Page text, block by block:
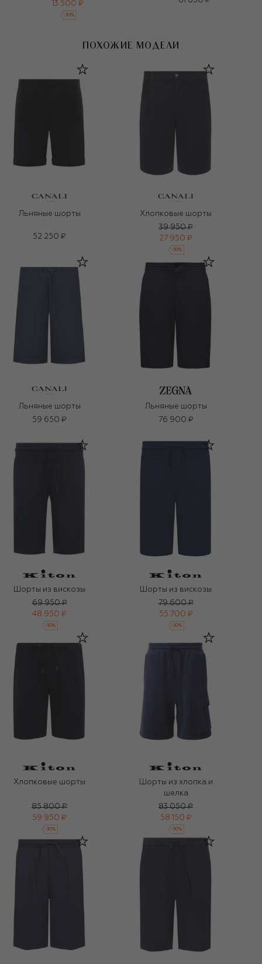
13 500 ₽
-30%
ПОХОЖИЕ МОДЕЛИ
Льняные шорты
52 250 ₽
Хлопковые шорты
39 950 ₽
27 950 ₽
-30%
Льняные шорты
59 650 ₽
Льняные шорты
76 900 ₽
Шорты из вискозы
69 950 ₽
48 950 ₽
-30%
Шорты из вискозы
79 600 ₽
55 700 ₽
-30%
Хлопковые шорты
85 800 ₽
59 950 ₽
-30%
Шорты из хлопка и
шелка
83 050 ₽
58 150 ₽
-30%